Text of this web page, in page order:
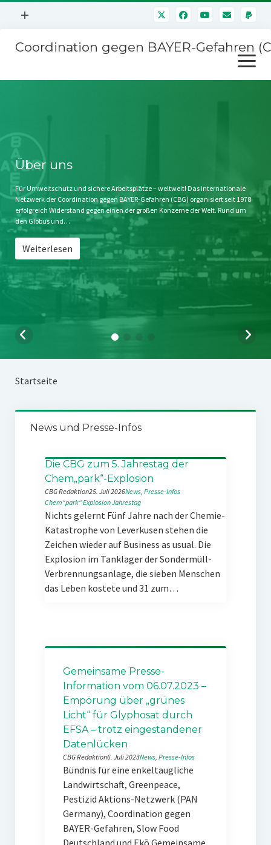
Menü
+
Mitmachen
Kontakt
Impressum
Störfälle
Coordination gegen BAYER-Gefahren
Menü
öffnen
Stichwort BAYER
Jahrestagung
SPENDEN
Über uns
Für Umweltschutz und sichere Arbeitsplätze – weltweit! Das internationale
Netzwerk der Coordination gegen BAYER-Gefahren (CBG) organisiert seit 1978
erfolgreich Widerstand gegen einen der großen Konzerne der Welt. Rund um
den Globus und…
Weiterlesen
Startseite
News und Presse-Infos
Die CBG zum 5. Jahrestag der
Chem„park“-Explosion
CBG Redaktion25. Juli 2026News, Presse-Infos
Chem“park“ExplosionJahrestag
Nichts gelernt Fünf Jahre nach der Chemie-
Katastrophe von Leverkusen stehen die
Zeichen wieder auf Business as usual. Die
Explosion im Tanklager der Sondermüll-
Verbrennungsanlage, die sieben Menschen
das Leben kostete und 31 zum…
Gemeinsame Presse-
Information vom 06.07.2023 –
Empörung über „grünes
Licht“ für Glyphosat durch
EFSA – trotz eingestandener
Datenlücken
CBG Redaktion6. Juli 2023News, Presse-Infos
Bündnis für eine enkeltaugliche
Landwirtschaft, Greenpeace,
Pestizid Aktions-Netzwerk (PAN
Germany), Coordination gegen
BAYER-Gefahren, Slow Food
Deutschland und Ekō Gemeinsame